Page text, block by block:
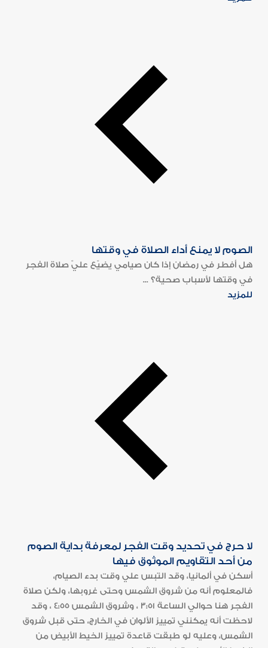
الصوم لا يمنع أداء الصلاة في وقتها
هل أفطر في رمضان إذا كان صيامي يضيّع عليّ صلاة الفجر
في وقتها لأسباب صحية؟ ...
للمزيد
لا حرج في تحديد وقت الفجر لمعرفة بداية الصوم
من أحد التقاويم الموثوق فيها
أسكن في ألمانيا، وقد التبس علي وقت بدء الصيام،
فالمعلوم أنه من شروق الشمس وحتى غروبها، ولكن صلاة
الفجر هنا حوالي الساعة 3:51 ، وشروق الشمس 4:55 ، وقد
لاحظت أنه يمكنني تمييز الألوان في الخارج، حتى قبل شروق
الشمس، وعليه لو طبقت قاعدة تمييز الخيط الأبيض من